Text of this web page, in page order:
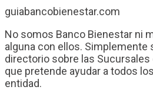
guiabancobienestar.com
No somos Banco Bienestar ni
alguna con ellos. Simplemente
directorio sobre las Sucursales
que pretende ayudar a todos
entidad.